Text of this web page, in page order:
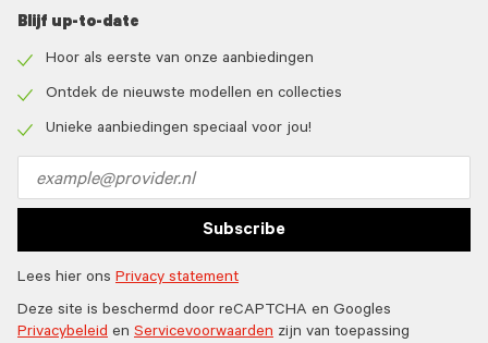
Blijf up-to-date
icon
Hoor als eerste van onze aanbiedingen
icon
Ontdek de nieuwste modellen en collecties
Unieke aanbiedingen speciaal voor jou!
address
Subscribe
Lees hier ons Privacy statement
Deze site is beschermd door reCAPTCHA en Googles
Privacybeleid en Servicevoorwaarden zijn van toepassing